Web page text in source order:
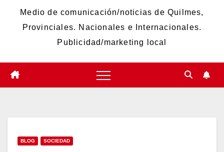
Medio de comunicación/noticias de Quilmes,
Provinciales. Nacionales e Internacionales.
Publicidad/marketing local
BLOG SOCIEDAD